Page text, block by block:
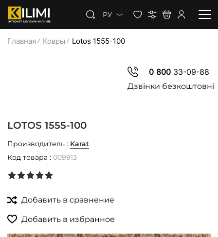
РУ
Главная Ковры Lotos 1555-100
0 80033-09-88
Дзвінки безкоштовні
LOTOS 1555-100
Производитель : Karat
Код товара : 009913
Добавить в сравнение
Добавить в избранное